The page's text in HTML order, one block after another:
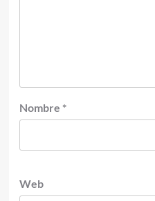
Nombre *
Web